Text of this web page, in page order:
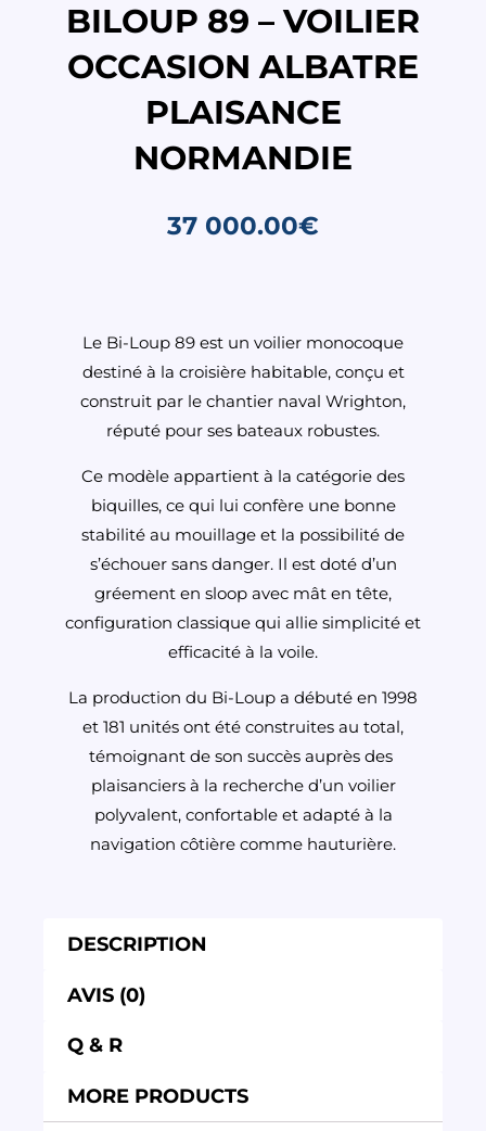
BILOUP 89 – VOILIER
OCCASION ALBATRE
PLAISANCE
NORMANDIE
37 000.00€
Le Bi-Loup 89 est un voilier monocoque
destiné à la croisière habitable, conçu et
construit par le chantier naval Wrighton,
réputé pour ses bateaux robustes.
Ce modèle appartient à la catégorie des
biquilles, ce qui lui confère une bonne
stabilité au mouillage et la possibilité de
s’échouer sans danger. Il est doté d’un
gréement en sloop avec mât en tête,
configuration classique qui allie simplicité et
efficacité à la voile.
La production du Bi-Loup a débuté en 1998
et 181 unités ont été construites au total,
témoignant de son succès auprès des
plaisanciers à la recherche d’un voilier
polyvalent, confortable et adapté à la
navigation côtière comme hauturière.
DESCRIPTION
AVIS (0)
Q & R
MORE PRODUCTS